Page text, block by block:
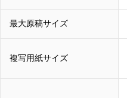
最大原稿サイズ
複写用紙サイズ